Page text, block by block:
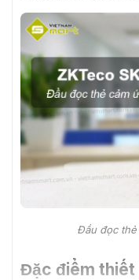
Đầu đọc thẻ
Đặc điểm thiết